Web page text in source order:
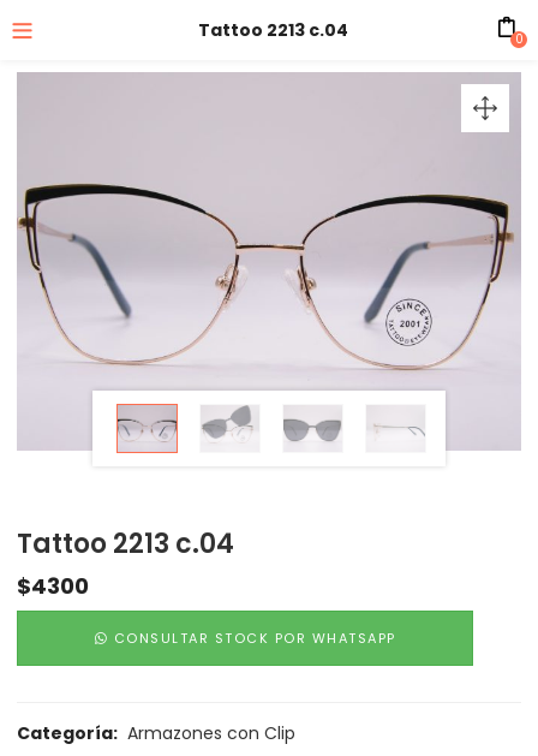
Tattoo 2213 c.04 0
Tattoo 2213 c.04
$4300
CONSULTAR STOCK POR WHATSAPP
Categoría: Armazones con Clip